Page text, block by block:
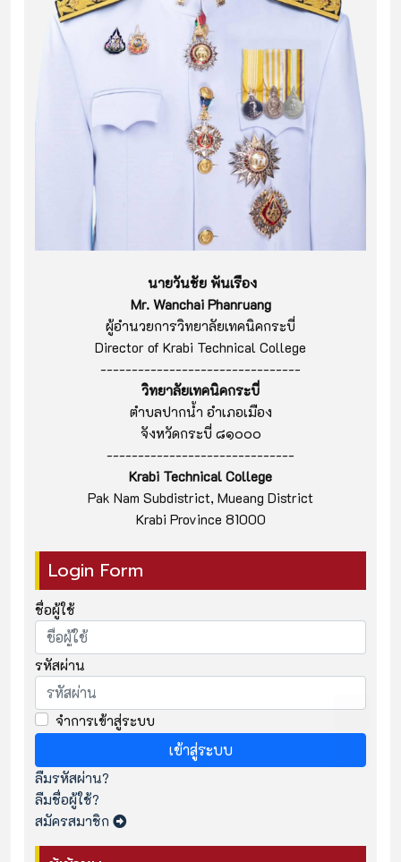
นายวันชัย พันเรือง
Mr. Wanchai Phanruang
ผู้อำนวยการวิทยาลัยเทคนิคกระบี่
Director of Krabi Technical College
--------------------------------
วิทยาลัยเทคนิคกระบี่
ตำบลปากน้ำ อำเภอเมือง
จังหวัดกระบี่ ๘๑๐๐๐
------------------------------
Krabi Technical College
Pak Nam Subdistrict, Mueang District
Krabi Province 81000
Login Form
ชื่อผู้ใช้
รหัสผ่าน
จำการเข้าสู่ระบบ
เข้าสู่ระบบ
ลืมรหัสผ่าน?
ลืมชื่อผู้ใช้?
สมัครสมาชิก